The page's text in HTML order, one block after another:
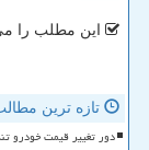
این مطلب را
تازه ترین
دور تغییر قیمت خودرو